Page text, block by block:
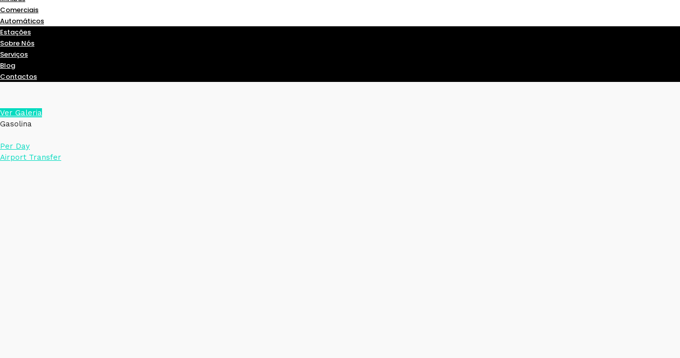
Comerciais
Automáticos
Estações
Sobre Nós
Serviços
Blog
Contactos
Ver Galeria
Gasolina
Per Day
Airport Transfer